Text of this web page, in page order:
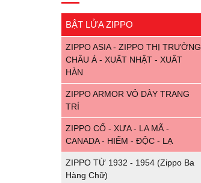
BẬT LỬA ZIPPO
ZIPPO ASIA - ZIPPO THỊ TRƯỜNG
CHÂU Á - XUẤT NHẬT - XUẤT
HÀN
ZIPPO ARMOR VỎ DÀY TRANG
TRÍ
ZIPPO CỔ - XƯA - LA MÃ -
CANADA - HIẾM - ĐỘC - LẠ
ZIPPO TỪ 1932 - 1954 (Zippo Ba
Hàng Chữ)